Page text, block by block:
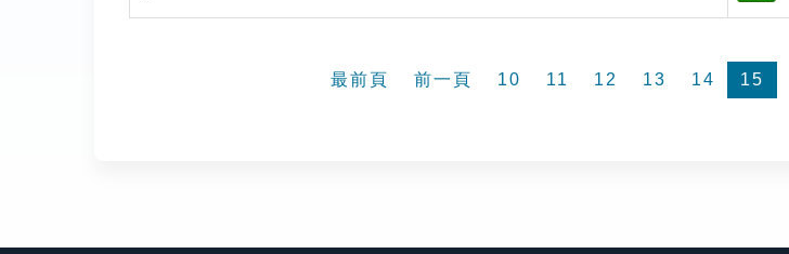
最前頁 前一頁 10 11 12 13 14 15